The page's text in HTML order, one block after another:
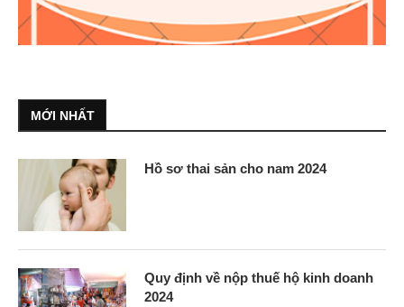
MỚI NHẤT
Hồ sơ thai sản cho nam 2024
Quy định về nộp thuế hộ kinh doanh
2024